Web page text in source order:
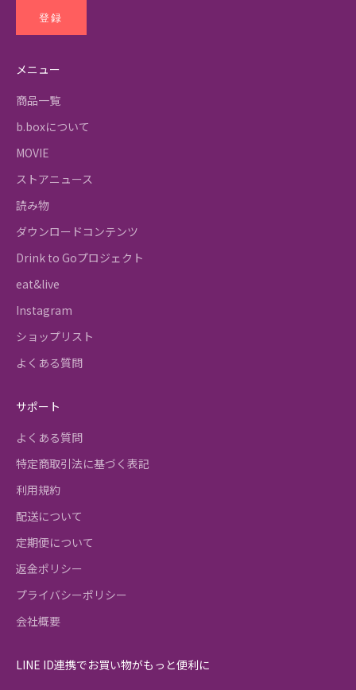
登録
メニュー
商品一覧
b.boxについて
MOVIE
ストアニュース
読み物
ダウンロードコンテンツ
Drink to Goプロジェクト
eat&live
Instagram
ショップリスト
よくある質問
サポート
よくある質問
特定商取引法に基づく表記
利用規約
配送について
定期便について
返金ポリシー
プライバシーポリシー
会社概要
LINE ID連携でお買い物がもっと便利に